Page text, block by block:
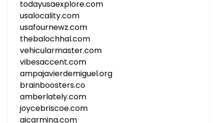
todayusaexplore.com
usalocality.com
usafournewz.com
thebalochhal.com
vehicularmaster.com
vibesaccent.com
ampajavierdemiguel.org
brainboosters.co
amberlately.com
joycebriscoe.com
aicarmina.com